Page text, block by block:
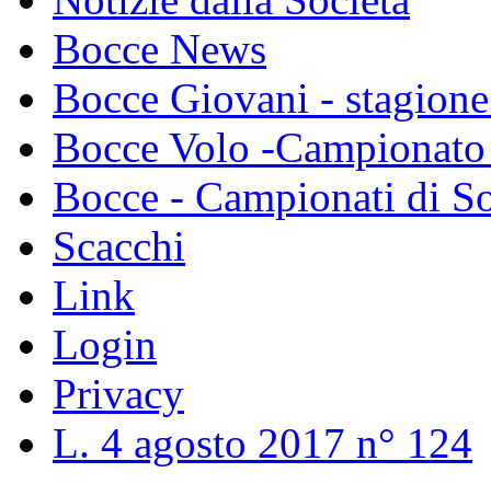
Bocce News
Bocce Giovani -
Bocce Volo -
Bocce - Campionati di
Scacchi
Link
Login
Privacy
L. 4 agosto 2017 n° 124